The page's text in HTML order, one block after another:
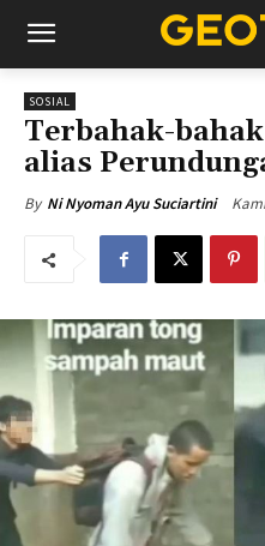
SOSIAL
Terbahak-
alias
By Ni Nyoman Ayu Suciartini